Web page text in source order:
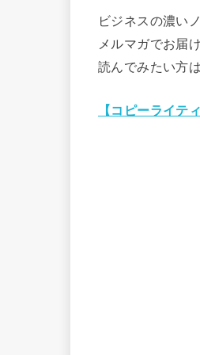
ビジネスの濃い
メルマガでお届
読んでみたい方
【コピーライテ